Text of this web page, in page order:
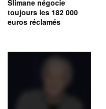
Slimane négocie
toujours les 182 000
euros réclamés